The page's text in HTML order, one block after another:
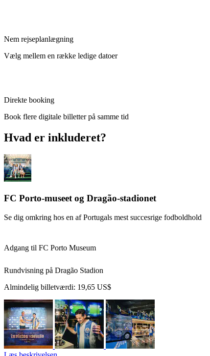
Nem rejseplanlægning
Vælg mellem en række ledige datoer
Direkte booking
Book flere digitale billetter på samme tid
Hvad er inkluderet?
FC Porto-museet og Dragão-stadionet
Se dig omkring hos en af Portugals mest succesrige fodboldhold
Adgang til FC Porto Museum
Rundvisning på Dragão Stadion
Almindelig billetværdi: 19,65 US$